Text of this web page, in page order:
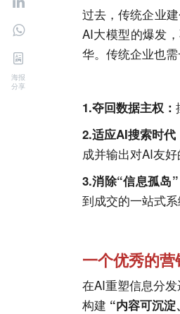
海报
分享
过去，传统企业
AI大模型的爆发
华。传统企业也
1.夺回数据主权：
2.适应AI搜索时代
成并输出对AI友好
3.消除“信息孤岛
到成交的一站式
一个优秀的
在AI重塑信息分
构建 “内容可沉淀、